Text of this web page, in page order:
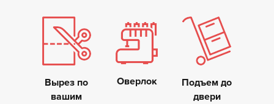
Вырез по
вашим
Оверлок
Подъем до
двери